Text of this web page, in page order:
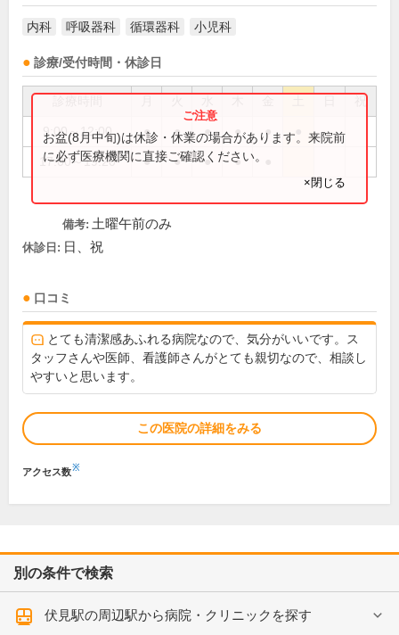
内科 呼吸器科 循環器科 小児科
診療/受付時間・休診日
祝
9:00～12:00 ● ● ● ● ●
17:00～19:20 ● ● ● ●
お盆(8月中旬)は休診・休業の場合があります。来院前
に必ず医療機関に直接ご確認ください。
×閉じる
備考: 土曜午前のみ
休診日: 日、祝
口コミ
とても清潔感あふれる病院なので、気分がいいです。ス
タッフさんや医師、看護師さんがとても親切なので、相談し
やすいと思います。
この医院の詳細をみる
アクセス数※
別の条件で検索
伏見駅の周辺駅から病院・クリニックを探す